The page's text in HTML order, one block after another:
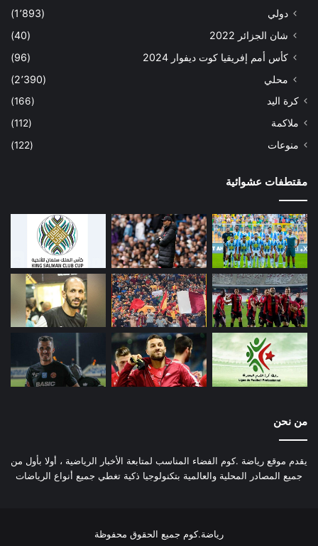
دولي
(1٬893)
شان الجزائر 2022
(40)
كأس أمم إفريقيا كوت ديفوار 2024
(96)
محلي
(2٬390)
كرة اليد
(166)
ملاكمة
(112)
منوعات
(122)
مقتطفات عشوائية
من نحن
يقدم موقع رياضة .كوم الفضاء المناسب لمتابعة الأخبار الرياضية ، أولا بأول من
جميع المصادر المحلية والعالمية بتكنولوجيا ذكية تغطي جميع أنواع الرياضات
رياضة.كوم جميع الحقوق محفوظة